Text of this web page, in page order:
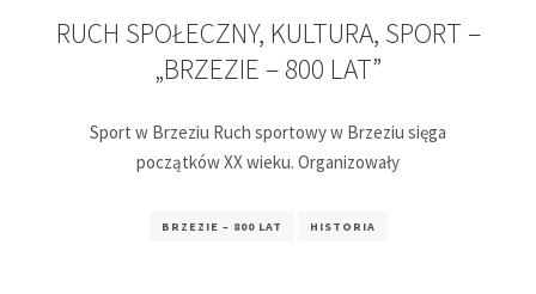
RUCH SPOŁECZNY, KULTURA, SPORT –
„BRZEZIE – 800 LAT”
Sport w Brzeziu Ruch sportowy w Brzeziu sięga
początków XX wieku. Organizowały
BRZEZIE – 800 LAT HISTORIA